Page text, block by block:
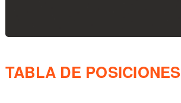
TABLA DE POSICIONES